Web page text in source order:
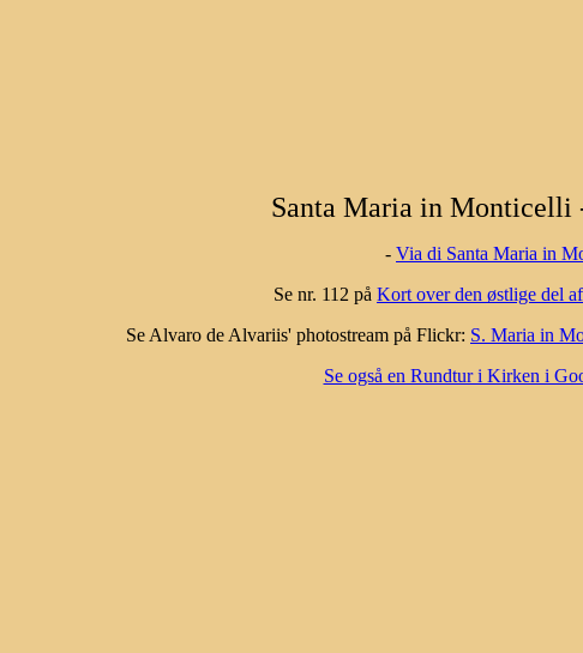
Santa Maria in Monticelli
- Via di Santa Maria in
Se nr. 112 på Kort over den østlige del
Se Alvaro de Alvariis' photostream på Flickr: S. Maria in
Se også en Rundtur i Kirken i